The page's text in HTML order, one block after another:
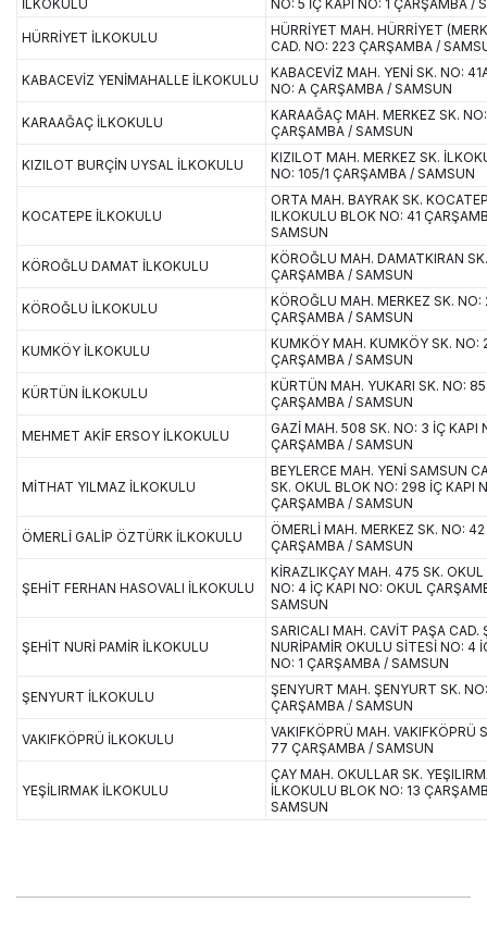
İLKOKULU NO: 5 İÇ KAPI NO: 1 ÇARŞAMBA /
HÜRRİYET İLKOKULU
HÜRRİYET MAH. HÜRRİYET
CAD. NO: 223 ÇARŞAMBA /
KABACEVİZ YENİMAHALLE İLKOKULU
KABACEVİZ MAH. YENİ SK. NO:
NO: A ÇARŞAMBA / SAMSUN
KARAAĞAÇ İLKOKULU
KARAAĞAÇ MAH. MERKEZ SK.
ÇARŞAMBA / SAMSUN
KIZILOT BURÇİN UYSAL İLKOKULU
KIZILOT MAH. MERKEZ SK.
NO: 105/1 ÇARŞAMBA / SAMSUN
KOCATEPE İLKOKULU
ORTA MAH. BAYRAK SK.
ILKOKULU BLOK NO: 41
SAMSUN
KÖROĞLU DAMAT İLKOKULU
KÖROĞLU MAH. DAMATKIRAN
ÇARŞAMBA / SAMSUN
KÖROĞLU İLKOKULU
KÖROĞLU MAH. MERKEZ SK. NO:
ÇARŞAMBA / SAMSUN
KUMKÖY İLKOKULU
KUMKÖY MAH. KUMKÖY SK. NO:
ÇARŞAMBA / SAMSUN
KÜRTÜN İLKOKULU
KÜRTÜN MAH. YUKARI SK. NO: 85
ÇARŞAMBA / SAMSUN
MEHMET AKİF ERSOY İLKOKULU
GAZİ MAH. 508 SK. NO: 3 İÇ KAPI
ÇARŞAMBA / SAMSUN
MİTHAT YILMAZ İLKOKULU
BEYLERCE MAH. YENİ SAMSUN
SK. OKUL BLOK NO: 298 İÇ KAPI
ÇARŞAMBA / SAMSUN
ÖMERLİ GALİP ÖZTÜRK İLKOKULU
ÖMERLİ MAH. MERKEZ SK. NO: 42
ÇARŞAMBA / SAMSUN
ŞEHİT FERHAN HASOVALI İLKOKULU
KİRAZLIKÇAY MAH. 475 SK.
NO: 4 İÇ KAPI NO: OKUL
SAMSUN
ŞEHİT NURİ PAMİR İLKOKULU
SARICALI MAH. CAVİT PAŞA CAD.
NURİPAMİR OKULU SİTESİ NO: 4
NO: 1 ÇARŞAMBA / SAMSUN
ŞENYURT İLKOKULU
ŞENYURT MAH. ŞENYURT SK.
ÇARŞAMBA / SAMSUN
VAKIFKÖPRÜ İLKOKULU
VAKIFKÖPRÜ MAH. VAKIFKÖPRÜ
77 ÇARŞAMBA / SAMSUN
YEŞİLIRMAK İLKOKULU
ÇAY MAH. OKULLAR SK.
İLKOKULU BLOK NO: 13
SAMSUN